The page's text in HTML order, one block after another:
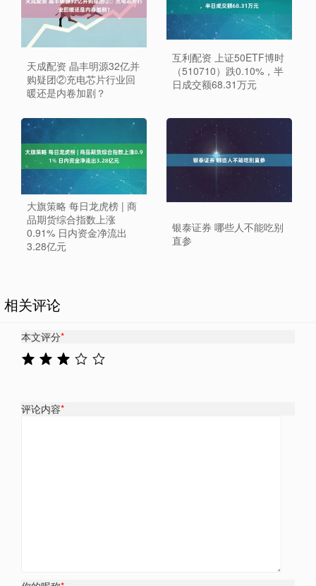
天成配资 晶丰明源32亿并
购疑团②​充电芯片行业回
暖还是内卷加剧？
互利配资 上证50ETF博时
（510710）跌0.10%，半
日成交额68.31万元
大旗策略 每日龙虎榜 | 商
品期货综合指数上涨
0.91% 日内资金净流出
3.28亿元
银泰证券 哪些人不能吃别
直参
相关评论
本文评分*
评论内容*